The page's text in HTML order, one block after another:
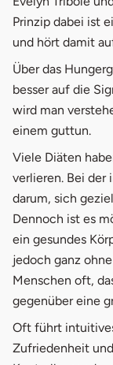
Prinzip dabei ist
und hört damit
Über das
besser auf die
wird man
einem guttun.
Viele Diäten
verlieren. Bei der
darum, sich
Dennoch ist es
ein gesundes
jedoch ganz
Menschen oft,
gegenüber eine
Oft führt
Zufriedenheit